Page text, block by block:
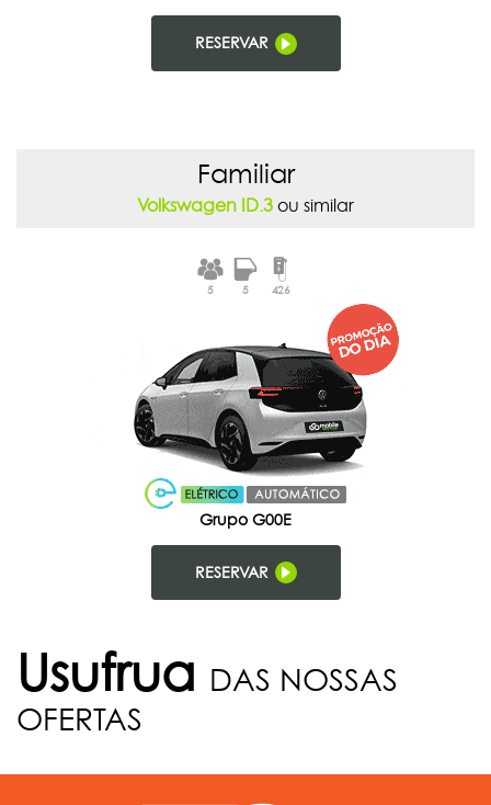
RESERVAR
Familiar
Volkswagen ID.3 ou similar
5 5 426
Grupo G00E
RESERVAR
Usufrua DAS NOSSAS
OFERTAS